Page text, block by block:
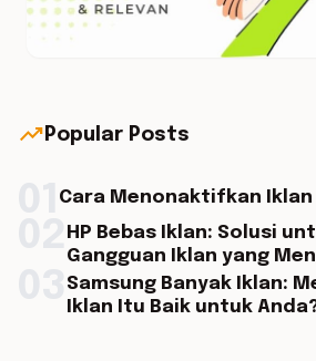
trending_up Popular Posts
Cara Menonaktifkan Iklan
HP Bebas Iklan: Solusi
Gangguan Iklan yang
Samsung Banyak Iklan:
Iklan Itu Baik untuk